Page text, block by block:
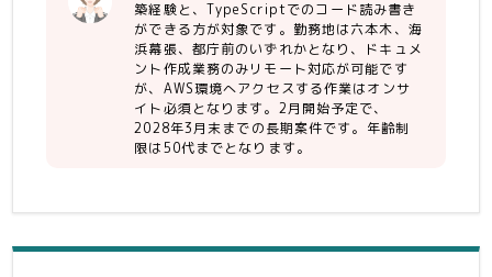
スト
・IaC実装・テスト
・CDKパイプライン構築・ブラッシュア
アップ（TypeScript/Java Script）
・Gitlab構築
・DNSサーバ実装
築経験と、TypeScriptでのコード読み書き
ができる方が対象です。勤務地は六本木、海
浜幕張、都庁前のいずれかとなり、ドキュメ
ント作成業務のみリモート対応が可能です
が、AWS環境へアクセスする作業はオンサ
イト必須となります。2月開始予定で、
2028年3月末までの長期案件です。年齢制
限は50代までとなります。